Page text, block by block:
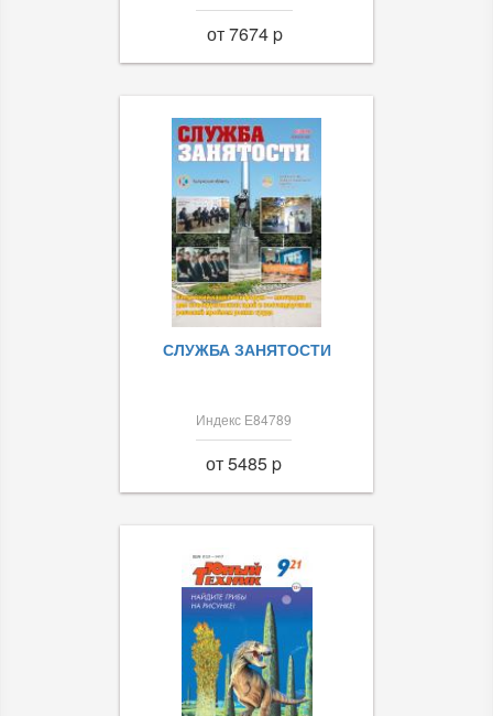
от 7674 p
СЛУЖБА ЗАНЯТОСТИ
Индекс Е84789
от 5485 p